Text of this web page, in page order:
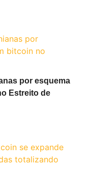
por esquema
Estreito de